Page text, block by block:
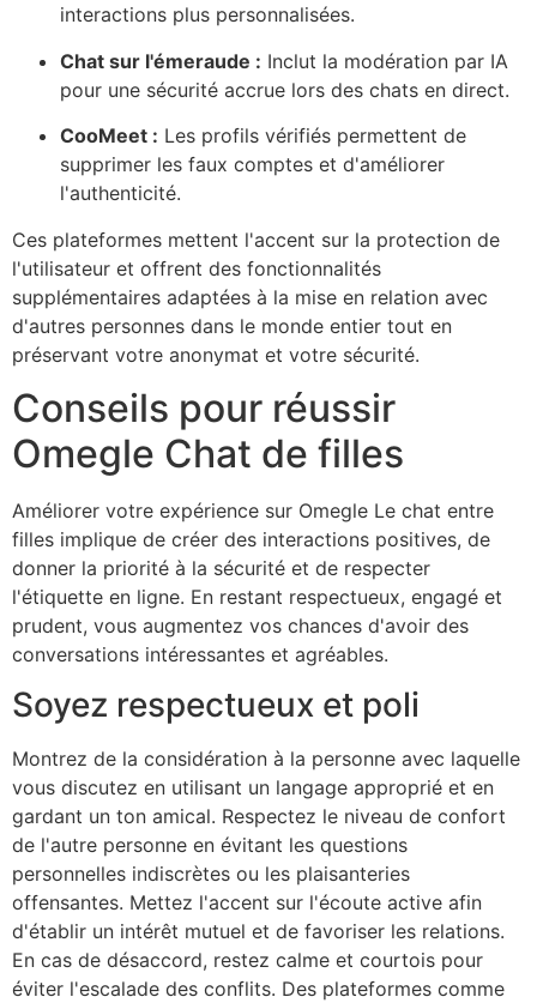
interactions plus personnalisées.
Chat sur l'émeraude : Inclut la modération par IA
pour une sécurité accrue lors des chats en direct.
CooMeet : Les profils vérifiés permettent de
supprimer les faux comptes et d'améliorer
l'authenticité.
Ces plateformes mettent l'accent sur la protection de
l'utilisateur et offrent des fonctionnalités
supplémentaires adaptées à la mise en relation avec
d'autres personnes dans le monde entier tout en
préservant votre anonymat et votre sécurité.
Conseils pour réussir
Omegle Chat de filles
Améliorer votre expérience sur Omegle Le chat entre
filles implique de créer des interactions positives, de
donner la priorité à la sécurité et de respecter
l'étiquette en ligne. En restant respectueux, engagé et
prudent, vous augmentez vos chances d'avoir des
conversations intéressantes et agréables.
Soyez respectueux et poli
Montrez de la considération à la personne avec laquelle
vous discutez en utilisant un langage approprié et en
gardant un ton amical. Respectez le niveau de confort
de l'autre personne en évitant les questions
personnelles indiscrètes ou les plaisanteries
offensantes. Mettez l'accent sur l'écoute active afin
d'établir un intérêt mutuel et de favoriser les relations.
En cas de désaccord, restez calme et courtois pour
éviter l'escalade des conflits. Des plateformes comme